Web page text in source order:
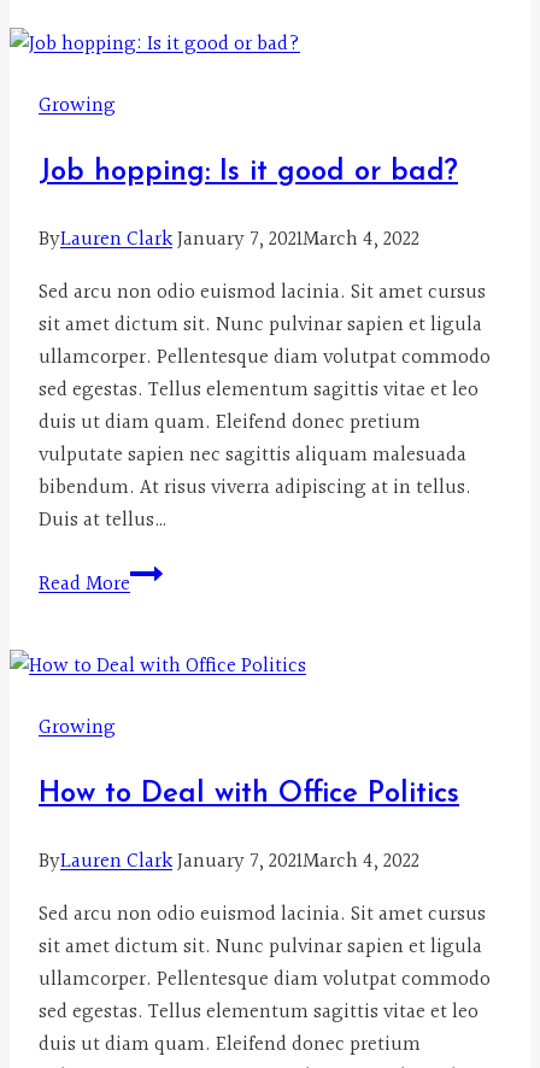
Can
Money
Growing
Job hopping: Is it good or bad?
ByLauren ClarkJanuary 7, 2021March 4, 2022
Sed arcu non odio euismod lacinia. Sit amet cursus
sit amet dictum sit. Nunc pulvinar sapien et ligula
ullamcorper. Pellentesque diam volutpat commodo
sed egestas. Tellus elementum sagittis vitae et leo
duis ut diam quam. Eleifend donec pretium
vulputate sapien nec sagittis aliquam malesuada
bibendum. At risus viverra adipiscing at in tellus.
Duis at tellus…
Read MoreJob
hopping:
it
Growing
How to Deal with Office Politics
ByLauren ClarkJanuary 7, 2021March 4, 2022
Sed arcu non odio euismod lacinia. Sit amet cursus
sit amet dictum sit. Nunc pulvinar sapien et ligula
ullamcorper. Pellentesque diam volutpat commodo
sed egestas. Tellus elementum sagittis vitae et leo
duis ut diam quam. Eleifend donec pretium